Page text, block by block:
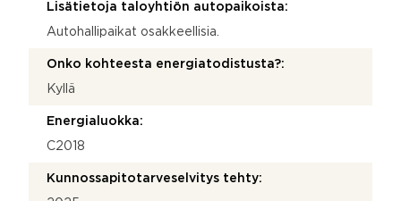
Lisätietoja taloyhtiön autopaikoista:
Autohallipaikat osakkeellisia.
Onko kohteesta energiatodistusta?:
Kyllä
Energialuokka:
C2018
Kunnossapitotarveselvitys tehty: